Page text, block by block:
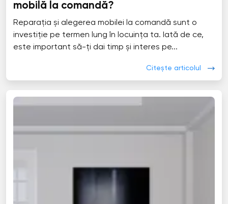
mobilă la comandă?
Reparația și alegerea mobilei la comandă sunt o
investiție pe termen lung în locuința ta. Iată de ce,
este important să-ți dai timp și interes pe...
Citește articolul